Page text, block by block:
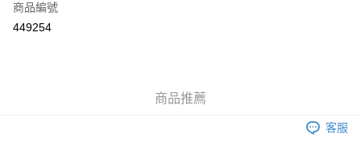
Apple Pay
商品編號
449254
商品推薦
客服